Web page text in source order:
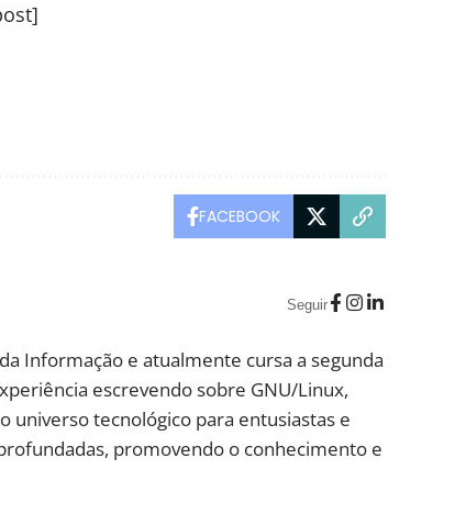
FACEBOOK
Seguir
Informação e atualmente cursa a segunda
escrevendo sobre GNU/Linux,
universo tecnológico para entusiastas e
promovendo o conhecimento e